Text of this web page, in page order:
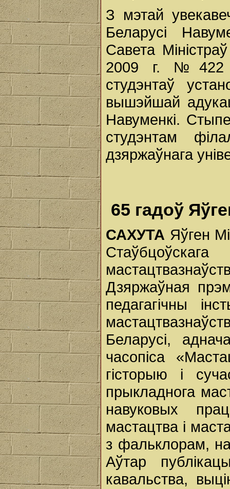
З мэтай
Беларусі
Савета
2009 г. №422
студэнтаў
вышэйшай
Навуменкі.
студэнтам
дзяржаўнага
65 гадоў
САХУТА Яўген
Дзяржаўная
педагагічны
Беларусі,
часопіса
гісторыю і
прыкладнога
навуковых
мастацтва і
з фальклорам,
Аўтар
кавальства,